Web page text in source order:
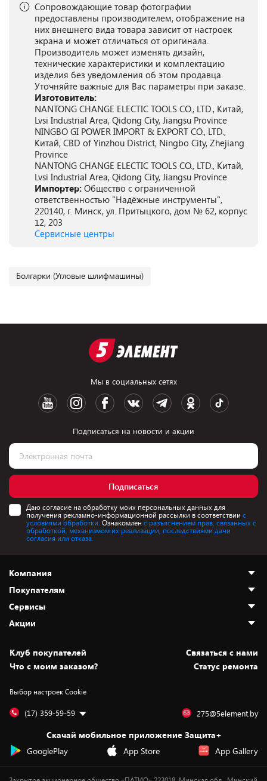
Сопровождающие товар фотографии
предоставлены производителем, отображение на
них внешнего вида товара зависит от настроек
экрана и может отличаться от оригинала.
Производитель может изменять дизайн,
технические характеристики и комплектацию
изделия без уведомления об этом продавца.
Уточняйте важные для Вас параметры при заказе.
Изготовитель:
NANTONG CHANGE ELECTIC TOOLS CO., LTD., Китай,
Lvsi Industrial Area, Qidong City, Jiangsu Province
NINGBO GI POWER IMPORT & EXPORT CO., LTD.,
Китай, CBD of Yinzhou District, Ningbo City, Zhejiang
Province
NANTONG CHANGE ELECTIC TOOLS CO., LTD., Китай,
Lvsi Industrial Area, Qidong City, Jiangsu Province
Импортер: Общество с ограниченной
ответственностью "Надёжные инструменты",
220140, г. Минск, ул. Притыцкого, дом № 62, корпус
12, 203
Сервисные центры
Болгарки (Угловые шлифмашины)
Мы в социальных сетях
Подписаться на новости и акции
Подписаться
Даю согласие на обработку моих персональных данных для
получения рекламно-информационной рассылки в соответствии с
условиями обработки. Ознакомлен с разъяснением прав, связанных с
обработкой, механизмом их реализации, последствиями дачи
согласия или отказа.
Компания
О нас
Адреса магазинов
Новости
Статьи и обзоры
Вакансии
Дай пять добру!
Покупателям
Как сделать заказ
Оплата и доставка
Безналичный расчёт
Обмен и возврат товара
Обработка персональных данных
Подарочные карты
Сервисы
Установка техники
Для игровых консолей
Для мобильных устройств
Для компьютеров
Сервисные центры
Акции
Скидки и промокоды
Белорусские товары
Бонусы
Оплата частями
Новинки
Клуб покупателей
Cвязаться с нами
Что с моим заказом?
Статус ремонта
Выбор настроек Cookie
(17) 359-59-59 275@5element.by
Скачай мобильное приложение Защита+
GooglePlay
App Store App Gallery